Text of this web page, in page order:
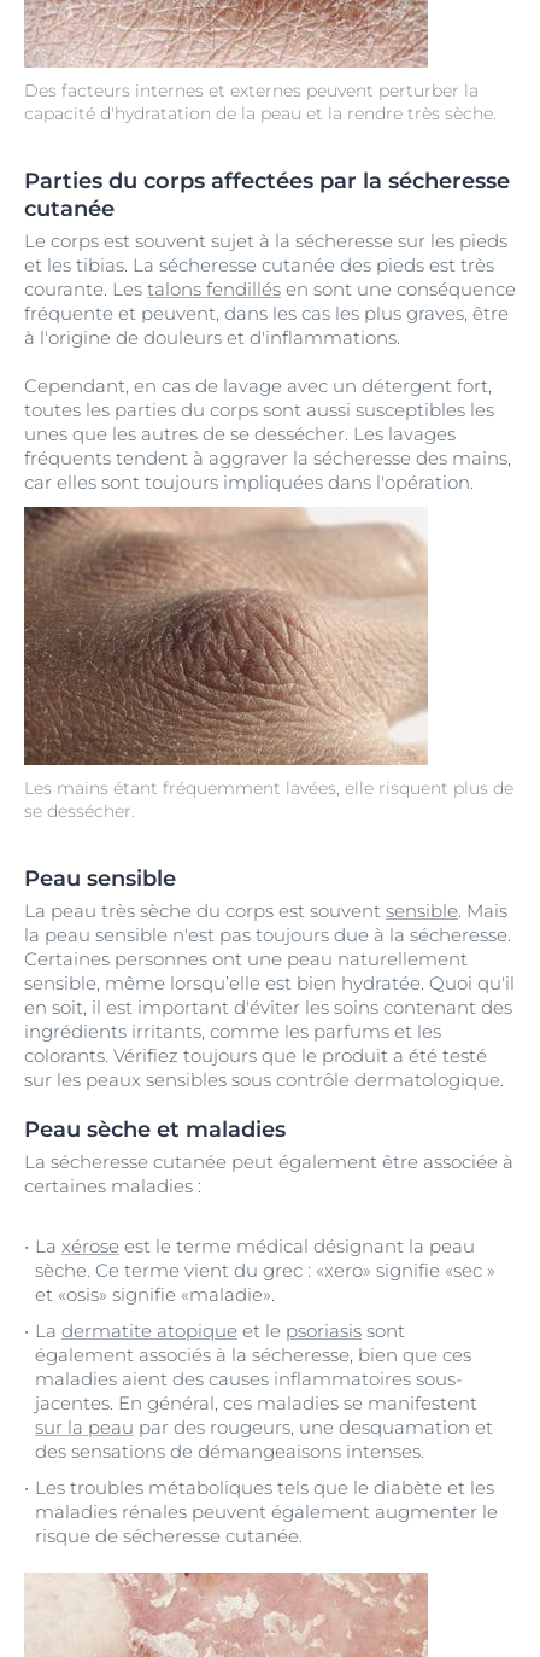
Des facteurs internes et externes peuvent perturber la
capacité d'hydratation de la peau et la rendre très sèche.
Parties du corps affectées par la sécheresse
cutanée
Les mains étant fréquemment lavées, elle risquent plus de
se dessécher.
Le corps est souvent sujet à la sécheresse sur les pieds
et les tibias. La sécheresse cutanée des pieds est très
courante. Les talons fendillés en sont une conséquence
fréquente et peuvent, dans les cas les plus graves, être
à l'origine de douleurs et d'inflammations.
Cependant, en cas de lavage avec un détergent fort,
toutes les parties du corps sont aussi susceptibles les
unes que les autres de se dessécher. Les lavages
fréquents tendent à aggraver la sécheresse des mains,
car elles sont toujours impliquées dans l'opération.
Peau sensible
La peau très sèche du corps est souvent sensible. Mais
la peau sensible n'est pas toujours due à la sécheresse.
Certaines personnes ont une peau naturellement
sensible, même lorsqu’elle est bien hydratée. Quoi qu'il
en soit, il est important d'éviter les soins contenant des
ingrédients irritants, comme les parfums et les
colorants. Vérifiez toujours que le produit a été testé
sur les peaux sensibles sous contrôle dermatologique.
Peau sèche et maladies
La sécheresse cutanée peut également être associée à
certaines maladies :
La xérose est le terme médical désignant la peau
sèche. Ce terme vient du grec : «xero» signifie «sec »
et «osis» signifie «maladie».
La dermatite atopique et le psoriasis sont
également associés à la sécheresse, bien que ces
maladies aient des causes inflammatoires sous-
jacentes. En général, ces maladies se manifestent
sur la peau par des rougeurs, une desquamation et
des sensations de démangeaisons intenses.
Les troubles métaboliques tels que le diabète et les
maladies rénales peuvent également augmenter le
risque de sécheresse cutanée.